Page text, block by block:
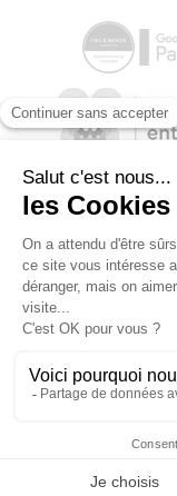
Qualité des
4.7/5 étoiles sur107
Référenceur
Référenceur